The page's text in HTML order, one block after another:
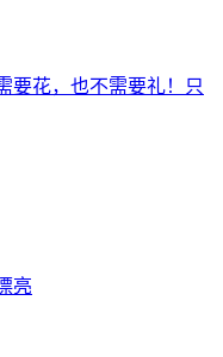
要花，也不需要礼！只
亮